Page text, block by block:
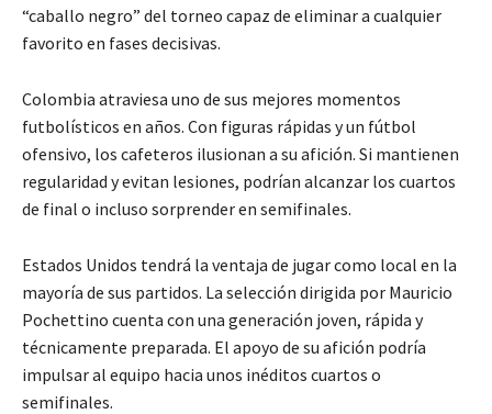
“caballo negro” del torneo capaz de eliminar a cualquier
favorito en fases decisivas.
Colombia atraviesa uno de sus mejores momentos
futbolísticos en años. Con figuras rápidas y un fútbol
ofensivo, los cafeteros ilusionan a su afición. Si mantienen
regularidad y evitan lesiones, podrían alcanzar los cuartos
de final o incluso sorprender en semifinales.
Estados Unidos tendrá la ventaja de jugar como local en la
mayoría de sus partidos. La selección dirigida por Mauricio
Pochettino cuenta con una generación joven, rápida y
técnicamente preparada. El apoyo de su afición podría
impulsar al equipo hacia unos inéditos cuartos o
semifinales.